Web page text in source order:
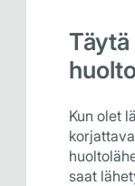
Täytä
Kun olet
saat